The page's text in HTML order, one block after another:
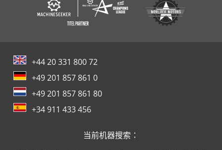
+44 20 331 800 72
+49 201 857 861 0
+49 201 857 861 80
+34 911 433 456
当前机器搜索：